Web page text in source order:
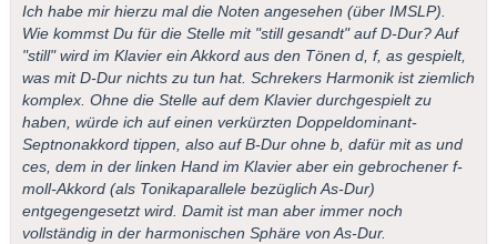
Ich habe mir hierzu mal die Noten angesehen (über IMSLP).
Wie kommst Du für die Stelle mit "still gesandt" auf D-Dur? Auf
"still" wird im Klavier ein Akkord aus den Tönen d, f, as gespielt,
was mit D-Dur nichts zu tun hat. Schrekers Harmonik ist ziemlich
komplex. Ohne die Stelle auf dem Klavier durchgespielt zu
haben, würde ich auf einen verkürzten Doppeldominant-
Septnonakkord tippen, also auf B-Dur ohne b, dafür mit as und
ces, dem in der linken Hand im Klavier aber ein gebrochener f-
moll-Akkord (als Tonikaparallele bezüglich As-Dur)
entgegengesetzt wird. Damit ist man aber immer noch
vollständig in der harmonischen Sphäre von As-Dur.